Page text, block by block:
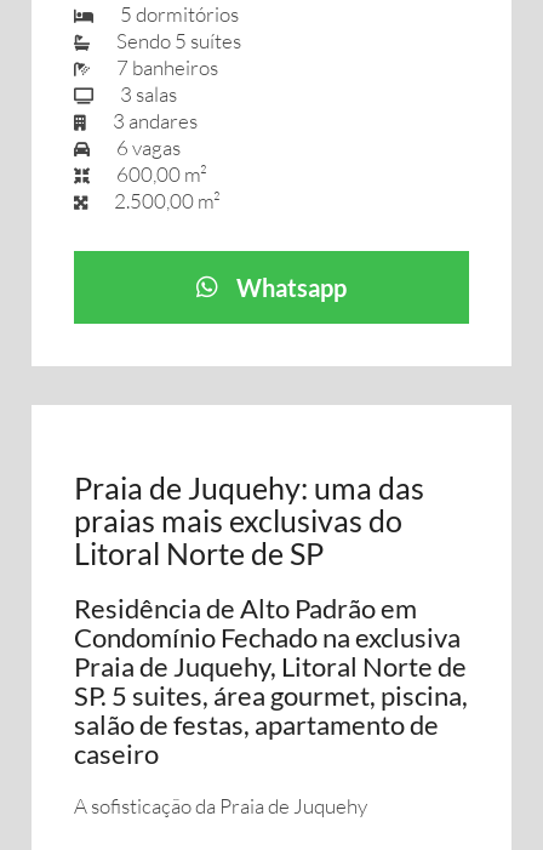
5 dormitórios
Sendo 5 suítes
7 banheiros
3 salas
3 andares
6 vagas
600,00 m²
2.500,00 m²
Whatsapp
Praia de Juquehy: uma das
praias mais exclusivas do
Litoral Norte de SP
Residência de Alto Padrão em
Condomínio Fechado na exclusiva
Praia de Juquehy, Litoral Norte de
SP. 5 suites, área gourmet, piscina,
salão de festas, apartamento de
caseiro
A sofisticação da Praia de Juquehy